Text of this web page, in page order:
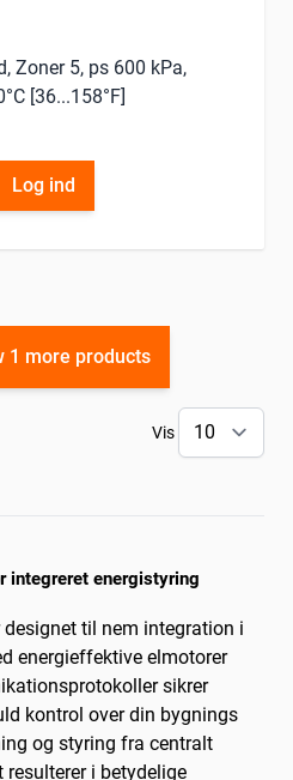
Zoner 5, ps 600 kPa,
[36...158°F]
Log ind
1 more products
Vis
integreret energistyring
til nem integration i
energieffektive elmotorer
sikrer
kontrol over din bygnings
og styring fra centralt
resulterer i betydelige